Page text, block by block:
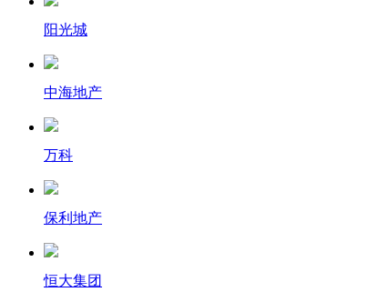
阳光城
中海地产
万科
保利地产
恒大集团